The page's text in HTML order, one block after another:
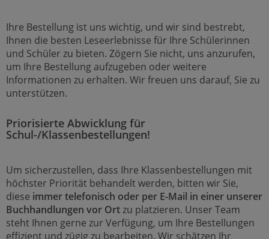
Ihre Bestellung ist uns wichtig, und wir sind bestrebt,
Ihnen die besten Leseerlebnisse für Ihre Schülerinnen
und Schüler zu bieten. Zögern Sie nicht, uns anzurufen,
um Ihre Bestellung aufzugeben oder weitere
Informationen zu erhalten. Wir freuen uns darauf, Sie zu
unterstützen.
Priorisierte Abwicklung für
Schul-/Klassenbestellungen!
Um sicherzustellen, dass Ihre Klassenbestellungen mit
höchster Priorität behandelt werden, bitten wir Sie,
diese immer telefonisch oder per E-Mail in einer unserer
Buchhandlungen vor Ortzu platzieren. Unser Team
steht Ihnen gerne zur Verfügung, um Ihre Bestellungen
effizient und zügig zu bearbeiten. Wir schätzen Ihr